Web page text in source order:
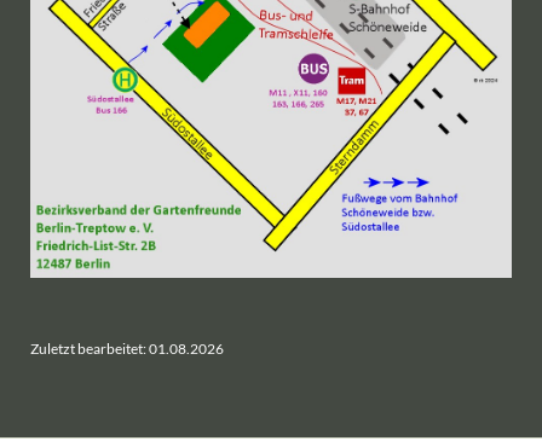
Zuletzt bearbeitet: 01.08.2026